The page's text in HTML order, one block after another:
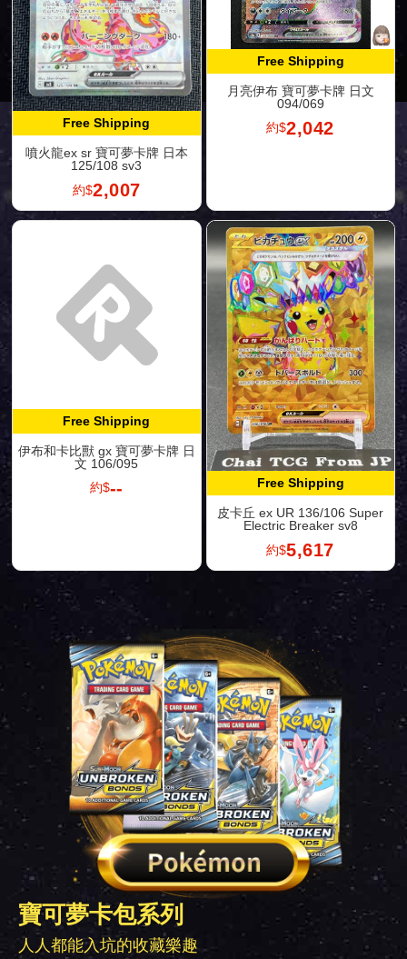
Free Shipping
噴火龍ex sr 寶可夢卡牌 日本
125/108 sv3
約$2,007
Free Shipping
月亮伊布 寶可夢卡牌 日文
094/069
約$2,042
Free Shipping
伊布和卡比獸 gx 寶可夢卡牌 日
文 106/095
約$-- Free Shipping
皮卡丘 ex UR 136/106 Super
Electric Breaker sv8
約$5,617
寶可夢卡包系列
人人都能入坑的收藏樂趣